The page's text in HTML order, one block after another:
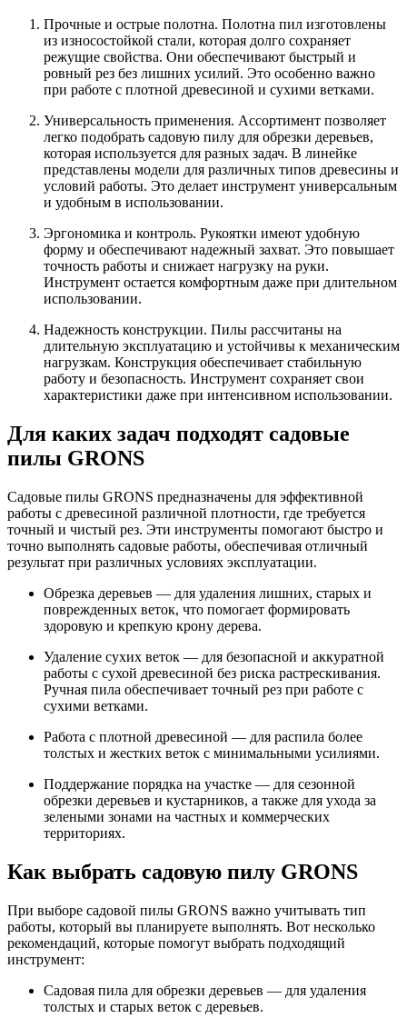
Прочные и острые полотна. Полотна пил изготовлены
из износостойкой стали, которая долго сохраняет
режущие свойства. Они обеспечивают быстрый и
ровный рез без лишних усилий. Это особенно важно
при работе с плотной древесиной и сухими ветками.
Универсальность применения. Ассортимент позволяет
легко подобрать садовую пилу для обрезки деревьев,
которая используется для разных задач. В линейке
представлены модели для различных типов древесины и
условий работы. Это делает инструмент универсальным
и удобным в использовании.
Эргономика и контроль. Рукоятки имеют удобную
форму и обеспечивают надежный захват. Это повышает
точность работы и снижает нагрузку на руки.
Инструмент остается комфортным даже при длительном
использовании.
Надежность конструкции. Пилы рассчитаны на
длительную эксплуатацию и устойчивы к механическим
нагрузкам. Конструкция обеспечивает стабильную
работу и безопасность. Инструмент сохраняет свои
характеристики даже при интенсивном использовании.
Для каких задач подходят садовые
пилы GRONS
Садовые пилы GRONS предназначены для эффективной
работы с древесиной различной плотности, где требуется
точный и чистый рез. Эти инструменты помогают быстро и
точно выполнять садовые работы, обеспечивая отличный
результат при различных условиях эксплуатации.
Обрезка деревьев — для удаления лишних, старых и
поврежденных веток, что помогает формировать
здоровую и крепкую крону дерева.
Удаление сухих веток — для безопасной и аккуратной
работы с сухой древесиной без риска растрескивания.
Ручная пила обеспечивает точный рез при работе с
сухими ветками.
Работа с плотной древесиной — для распила более
толстых и жестких веток с минимальными усилиями.
Поддержание порядка на участке — для сезонной
обрезки деревьев и кустарников, а также для ухода за
зелеными зонами на частных и коммерческих
территориях.
Как выбрать садовую пилу GRONS
При выборе садовой пилы GRONS важно учитывать тип
работы, который вы планируете выполнять. Вот несколько
рекомендаций, которые помогут выбрать подходящий
инструмент:
Садовая пила для обрезки деревьев — для удаления
толстых и старых веток с деревьев.